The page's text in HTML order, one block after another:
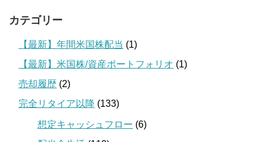
カテゴリー
【最新】年間米国株配当 (1)
【最新】米国株/資産ポートフォリオ (1)
売却履歴 (2)
完全リタイア以降 (133)
想定キャッシュフロー (6)